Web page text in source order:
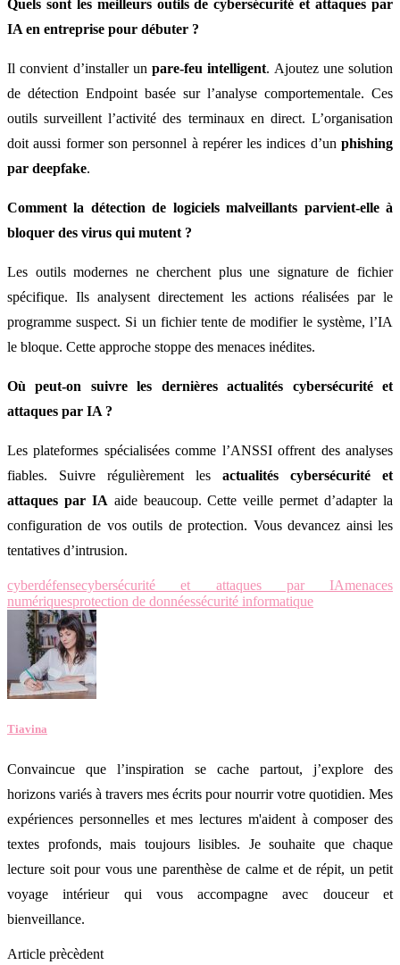
Quels sont les meilleurs outils de cybersécurité et attaques par
IA en entreprise pour débuter ?
Il convient d’installer un pare-feu intelligent. Ajoutez une solution
de détection Endpoint basée sur l’analyse comportementale. Ces
outils surveillent l’activité des terminaux en direct. L’organisation
doit aussi former son personnel à repérer les indices d’un phishing
par deepfake.
Comment la détection de logiciels malveillants parvient-elle à
bloquer des virus qui mutent ?
Les outils modernes ne cherchent plus une signature de fichier
spécifique. Ils analysent directement les actions réalisées par le
programme suspect. Si un fichier tente de modifier le système, l’IA
le bloque. Cette approche stoppe des menaces inédites.
Où peut-on suivre les dernières actualités cybersécurité et
attaques par IA ?
Les plateformes spécialisées comme l’ANSSI offrent des analyses
fiables. Suivre régulièrement les actualités cybersécurité et
attaques par IA aide beaucoup. Cette veille permet d’adapter la
configuration de vos outils de protection. Vous devancez ainsi les
tentatives d’intrusion.
cyberdéfensecybersécurité et attaques par IAmenaces
numériquesprotection de donnéessécurité informatique
Tiavina
Convaincue que l’inspiration se cache partout, j’explore des
horizons variés à travers mes écrits pour nourrir votre quotidien. Mes
expériences personnelles et mes lectures m'aident à composer des
textes profonds, mais toujours lisibles. Je souhaite que chaque
lecture soit pour vous une parenthèse de calme et de répit, un petit
voyage intérieur qui vous accompagne avec douceur et
bienveillance.
Article prècèdent